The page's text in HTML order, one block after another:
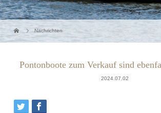
Nachrichten
Pontonboote zum Verkauf sind
2024.07.02